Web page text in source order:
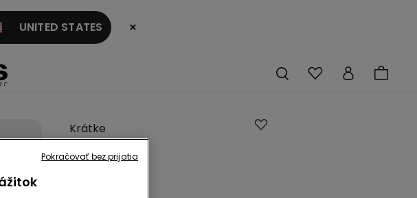
UNITED STATES ×
Krátke
Bavlneného
Pokračovať bez prijatia